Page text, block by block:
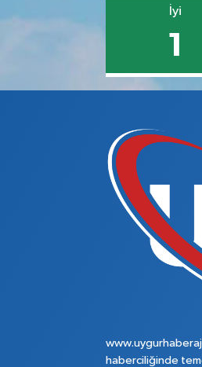
İyi
1
haberciliğinde